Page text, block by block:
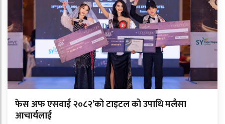
फेस अफ एसवाई २०८२’को टाइटल को उपाधि मलैसा
आचार्यलाई